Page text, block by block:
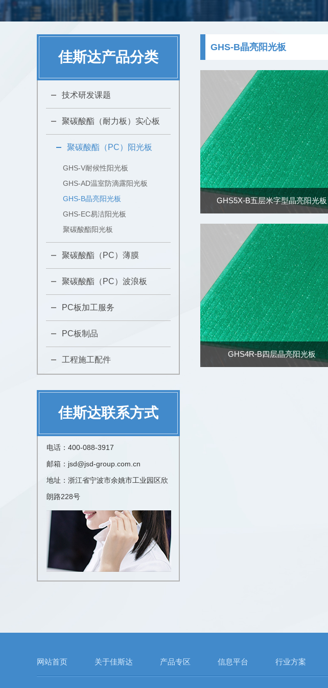
佳斯达产品分类
技术研发课题
聚碳酸酯（耐力板）实心板
聚碳酸酯（PC）阳光板
GHS-V耐候性阳光板
GHS-AD温室防滴露阳光板
GHS-B晶亮阳光板
GHS-EC易洁阳光板
聚碳酸酯阳光板
聚碳酸酯（PC）薄膜
聚碳酸酯（PC）波浪板
PC板加工服务
PC板制品
工程施工配件
佳斯达联系方式
电话：400-088-3917
邮箱：jsd@jsd-group.com.cn
地址：浙江省宁波市余姚市工业园区欣
朗路228号
GHS-B晶亮阳光板
GHS5X-B五层米字型晶亮阳光板
GHS4R-B四层晶亮阳光板
网站首页 关于佳斯达 产品专区 信息平台 行业方案